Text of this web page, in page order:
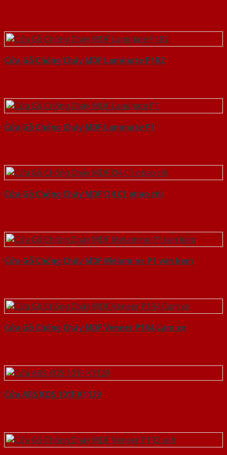
Cửa Gỗ Chống Cháy MDF Laminate P1R2
Cửa Gỗ Chống Cháy MDF Laminate P1
Cửa Gỗ Chống Cháy MDF O4 C1 phao chi
Cửa Gỗ Chống Cháy MDF Melamine P1 van kem
Cửa Gỗ Chống Cháy MDF Veneer P1R4 Cam xe
Cửa ABS KOS 101F K1129